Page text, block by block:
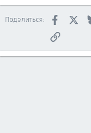
Поделиться: Facebook
Ссылка